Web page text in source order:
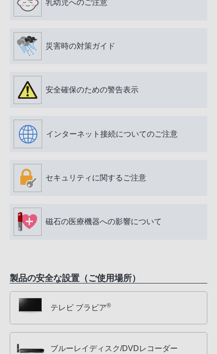
乳幼児へのご注意
災害時の対策ガイド
安全確保のための警告表示
インターネット接続についてのご注意
セキュリティに関するご注意
磁石の医療機器への影響について
製品の安全な設置（ご使用場所）
テレビ ブラビア®
ブルーレイディスク/DVDレコーダー